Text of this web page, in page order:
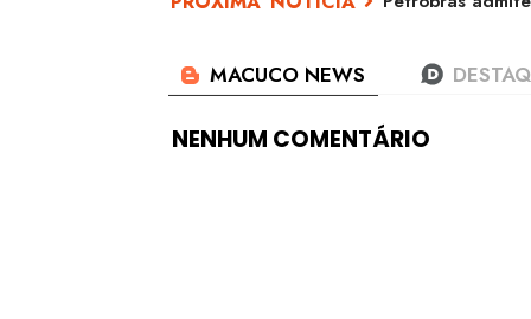
NENHUM COMENTÁRIO